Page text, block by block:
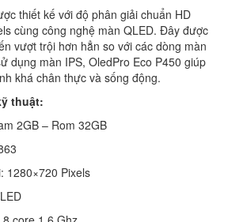
thiết kế với độ phân giải chuẩn HD
cùng công nghệ màn QLED. Đây được
vượt trội hơn hẳn so với các dòng màn
dụng màn IPS, OledPro Eco P450 giúp
khá chân thực và sống động.
thuật:
2GB – Rom 32GB
1280×720 Pixels